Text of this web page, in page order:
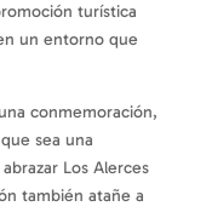
turística
un entorno que
conmemoración,
sea una
Los Alerces
también atañe a